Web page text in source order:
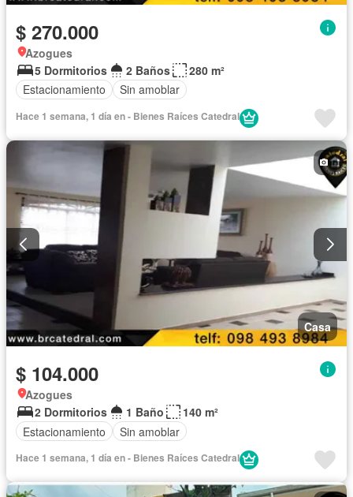
$ 270.000
Azogues
5 Dormitorios
2 Baños
280 m²
Estacionamiento
Sin amoblar
Hace 1 semana, 1 día en - Bienes Raíces Catedral
Casa
$ 104.000
Azogues
2 Dormitorios
1 Baño
140 m²
Estacionamiento
Sin amoblar
Hace 1 semana, 1 día en - Bienes Raíces Catedral